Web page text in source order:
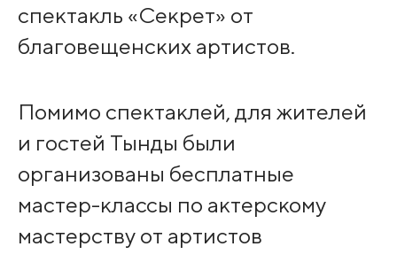
спектакль «Секрет» от
благовещенских артистов.
Помимо спектаклей, для жителей
и гостей Тынды были
организованы бесплатные
мастер-классы по актерскому
мастерству от артистов